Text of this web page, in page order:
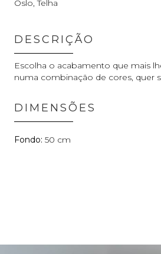
Oslo, Telha
DESCRIÇÃO
Escolha o acabamento que mais
numa combinação de cores, quer
DIMENSÕES
50